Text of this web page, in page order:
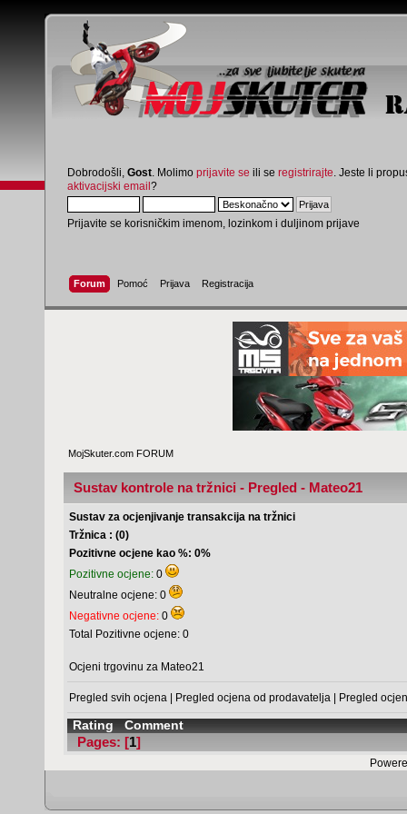
Dobrodošli, Gost . Molimo prijavite se ili se registrirajte . Jeste li
aktivacijski email?
Prijavite se korisničkim imenom, lozinkom i duljinom prijave
Forum Pomoć Prijava Registracija
MojSkuter.com FORUM
Sustav kontrole na tržnici - Pregled - Mateo21
Sustav za ocjenjivanje transakcija na tržnici
Tržnica : (0)
Pozitivne ocjene kao %: 0%
Pozitivne ocjene: 0
Neutralne ocjene: 0
Negativne ocjene: 0
Total Pozitivne ocjene: 0
Ocjeni trgovinu za Mateo21
Pregled svih ocjena | Pregled ocjena od prodavatelja | Pregled
Rating Comment
Pages: [1]